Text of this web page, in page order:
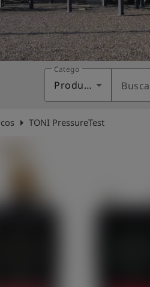
Categoría
Productos
arrow_right TONI PressureTest